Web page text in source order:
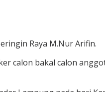
Raya M.Nur Arifin.
bakal calon